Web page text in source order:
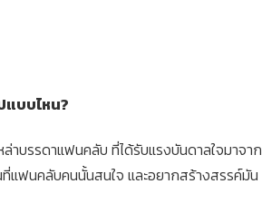
แบบไหน?
บรรดาแฟนคลับ ที่ได้รับแรงบันดาลใจมาจาก
แฟนคลับคนนั้นสนใจ และอยากสร้างสรรค์มัน